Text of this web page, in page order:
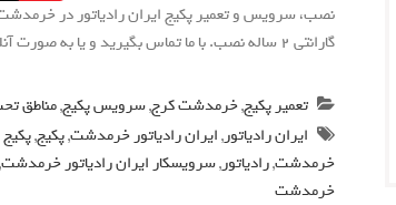
نصب، سرویس و تعمیر پکیج ایران رادیاتور در
گارانتی 2 ساله نصب. با ما تماس بگیرید و یا به صورت آنلاین با کارشناسان ما گفتگو کنید.
تعمیر پکیج,خرمدشت کرج,سرویس پکیج,مناطق
ایران رادیاتور,ایران رادیاتور خرمدشت,پکیج,پکیج
خرمدشت,رادیاتور,سرویسکار ایران رادیاتور خرمدشت,
خرمدشت